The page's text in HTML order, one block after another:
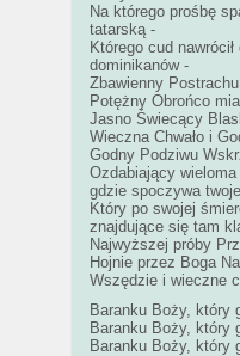
Na którego prośbę
tatarską -
Którego cud
dominikanów -
Zbawienny
Potężny Obrońco
Jasno Świecący
Wieczna Chwało i
Godny Podziwu
Ozdabiający
gdzie spoczywa
Który po swojej
znajdujące się tam
Najwyższej próby
Hojnie przez Boga
Wszędzie i wieczne
Baranku Boży, który
Baranku Boży, który
Baranku Boży, który